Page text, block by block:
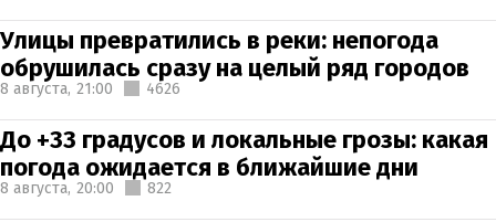
Улицы превратились в реки: непогода
обрушилась сразу на целый ряд городов
8 августа, 21:00 4626
До +33 градусов и локальные грозы: какая
погода ожидается в ближайшие дни
8 августа, 20:00 822